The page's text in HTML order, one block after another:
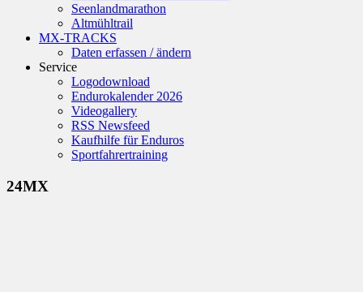
Seenlandmarathon
Altmühltrail
MX-TRACKS
Daten erfassen / ändern
Service
Logodownload
Endurokalender 2026
Videogallery
RSS Newsfeed
Kaufhilfe für Enduros
Sportfahrertraining
24MX